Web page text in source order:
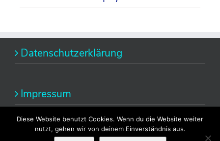
Datenschutzerklärung
Impressum
Diese Website benutzt Cookies. Wenn du die Website weiter
nutzt, gehen wir von deinem Einverständnis aus.